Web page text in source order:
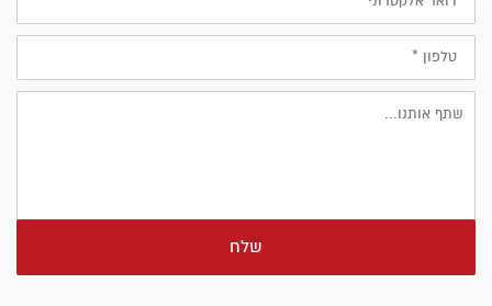
טלפון
שלח